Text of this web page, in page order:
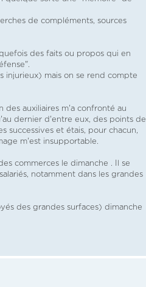
de compléments, sources
des faits ou propos qui en
injurieux) mais on se rend compte
des auxiliaires m'a confronté au
dernier d'entre eux, des points de
successives et étais, pour chacun,
m'est insupportable.
commerces le dimanche . Il se
notamment dans les grandes
des grandes surfaces) dimanche